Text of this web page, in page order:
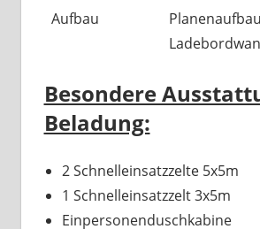
Aufbau
Besondere
Beladung:
2 Schnelleinsatzzelte 5x5m
1 Schnelleinsatzzelt 3x5m
Einpersonenduschkabine